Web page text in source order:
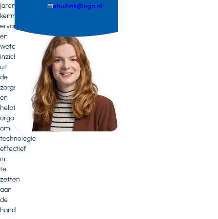
jarenlange
kennis,
ervaring
en
wetenschappelijke
inzichten
uit
de
zorgsector
en
helpt
organisaties
om
technologie
effectief
in
te
zetten
aan
de
hand
ehuitink@vgn.nl